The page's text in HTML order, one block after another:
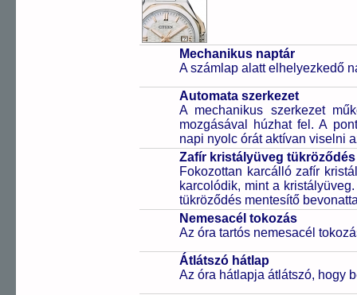
Mechanikus naptár
A számlap alatt elhelyezkedő
Automata szerkezet
A mechanikus szerkezet
mozgásával húzhat fel. A
napi nyolc órát aktívan viselni
Zafír kristályüveg
Fokozottan karcálló zafír
karcolódik, mint a
tükröződés mentesítő
Nemesacél tokozás
Az óra tartós nemesacél
Átlátszó hátlap
Az óra hátlapja átlátszó, hogy